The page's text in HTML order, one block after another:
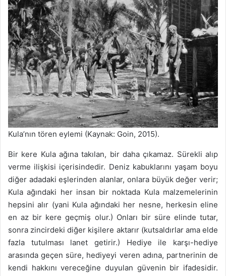
Kula’nın tören eylemi (Kaynak: Goin, 2015).
Bir kere Kula ağına takılan, bir daha çıkamaz. Sürekli alıp
verme ilişkisi içerisindedir. Deniz kabuklarını yaşam boyu
diğer adadaki eşlerinden alanlar, onlara büyük değer verir;
Kula ağındaki her insan bir noktada Kula malzemelerinin
hepsini alır (yani Kula ağındaki her nesne, herkesin eline
en az bir kere geçmiş olur.) Onları bir süre elinde tutar,
sonra zincirdeki diğer kişilere aktarır (kutsaldırlar ama elde
fazla tutulması lanet getirir.) Hediye ile karşı-hediye
arasında geçen süre, hediyeyi veren adına, partnerinin de
kendi hakkını vereceğine duyulan güvenin bir ifadesidir.